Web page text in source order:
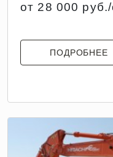
от 28 000
ПОДРОБНЕЕ